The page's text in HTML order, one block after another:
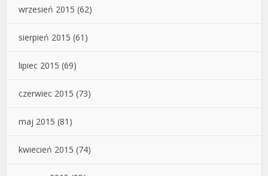
wrzesień 2015 (62)
sierpień 2015 (61)
lipiec 2015 (69)
czerwiec 2015 (73)
maj 2015 (81)
kwiecień 2015 (74)